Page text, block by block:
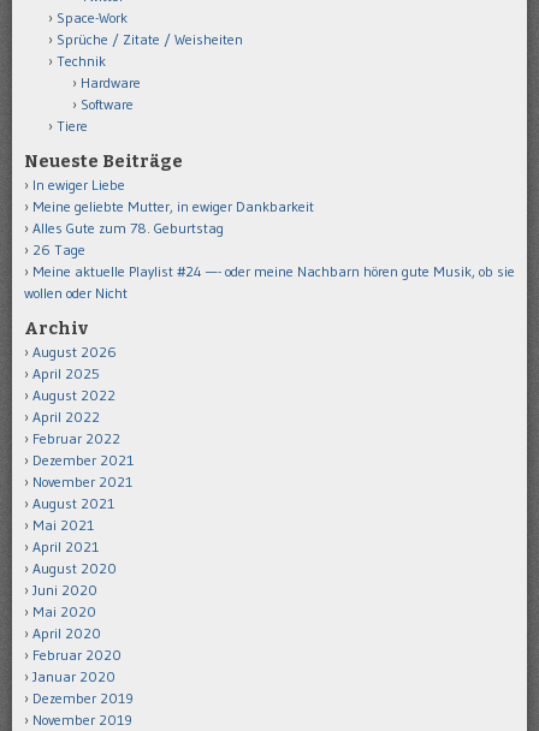
Space-Work
Sprüche / Zitate / Weisheiten
Technik
Hardware
Software
Tiere
Neueste Beiträge
In ewiger Liebe
Meine geliebte Mutter, in ewiger Dankbarkeit
Alles Gute zum 78. Geburtstag
26 Tage
Meine aktuelle Playlist #24 —- oder meine Nachbarn hören gute Musik, ob sie
wollen oder Nicht
Archiv
August 2026
April 2025
August 2022
April 2022
Februar 2022
Dezember 2021
November 2021
August 2021
Mai 2021
April 2021
August 2020
Juni 2020
Mai 2020
April 2020
Februar 2020
Januar 2020
Dezember 2019
November 2019